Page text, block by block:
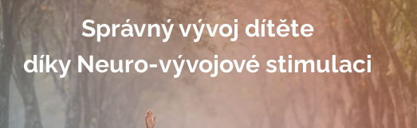
Správný vývoj dítěte
díky Neuro-vývojové stimulaci